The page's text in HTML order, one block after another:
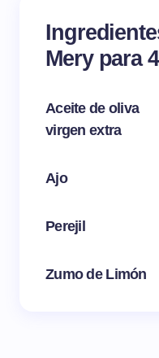
Mery para
Aceite de oliva
virgen extra
Ajo
Perejil
Zumo de Limón